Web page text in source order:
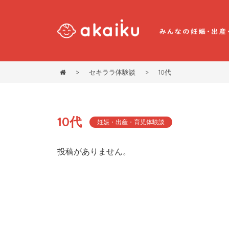
> セキララ体験談 > 10代
10代 妊娠・出産・育児体験談
投稿がありません。